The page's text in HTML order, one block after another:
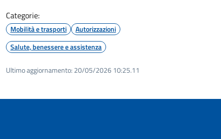
Categorie:
Mobilità e trasporti
Autorizzazioni
Salute, benessere e assistenza
Ultimo aggiornamento: 20/05/2026 10:25.11